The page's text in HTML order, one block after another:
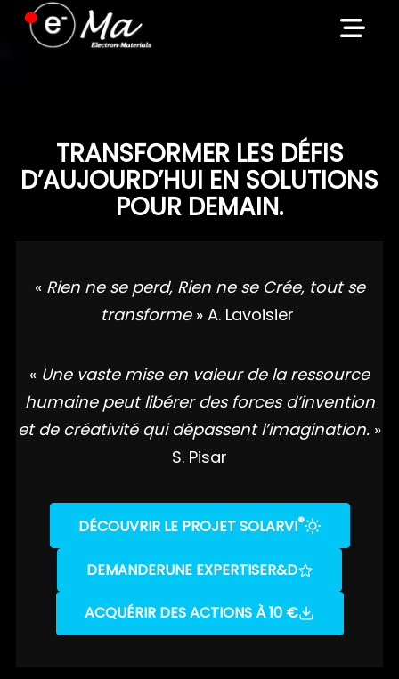
Skip
TRANSFORMER LES DÉFIS
D’AUJOURD’HUI EN SOLUTIONS
POUR DEMAIN.
« Rien ne se perd, Rien ne se Crée, tout se
transforme » A. Lavoisier
« Une vaste mise en valeur de la ressource
humaine peut libérer des forces d’invention
et de créativité qui dépassent l’imagination. »
S. Pisar
DÉCOUVRIR LE PROJET SOLARVI®
DEMANDERUNE EXPERTISER&D
ACQUÉRIR DES ACTIONS À 10 €